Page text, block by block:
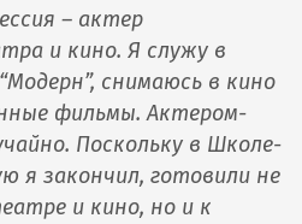
– актер
и кино. Я служу в
снимаюсь в кино
фильмы. Актером-
Поскольку в Школе-
я закончил, готовили не
и кино, но и к